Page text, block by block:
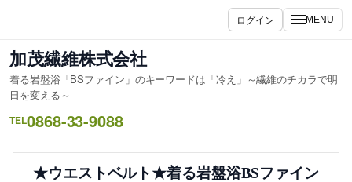
を
ス
キ
ッ
プ
ログイン MENU
加茂繊維株式会社
着る岩盤浴「BSファイン」のキーワードは「冷え」～繊維のチカラで明
日を変える～
TEL0868-33-9088
★ウエストベルト★着る岩盤浴BSファイン